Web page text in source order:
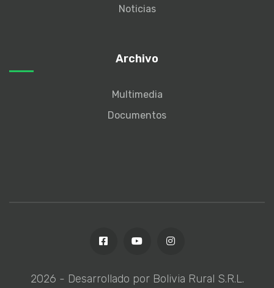
Noticias
Archivo
Multimedia
Documentos
2026 - Desarrollado por Bolivia Rural S.R.L.